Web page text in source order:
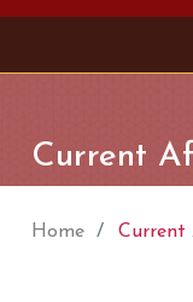
Current
Home Current